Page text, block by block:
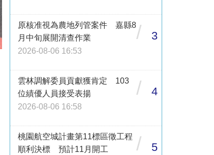
原核准視為農地列管案件 嘉縣8
月中旬展開清查作業
2026-08-06 16:53
/ 3
雲林調解委員貢獻獲肯定 103
位績優人員接受表揚
2026-08-06 16:58
/ 4
桃園航空城計畫第11標區徵工程
順利決標 預計11月開工
/ 5